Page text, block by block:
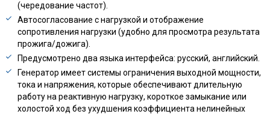
(чередование частот).
Автосогласование с нагрузкой и отображение
сопротивления нагрузки (удобно для просмотра результата
прожига/дожига).
Предусмотрено два языка интерфейса: русский, английский.
Генератор имеет системы ограничения выходной мощности,
тока и напряжения, которые обеспечивают длительную
работу на реактивную нагрузку, короткое замыкание или
холостой ход без ухудшения коэффициента нелинейных